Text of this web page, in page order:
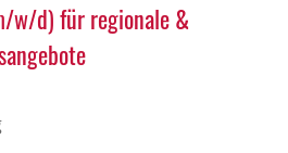
w/d) für regionale &